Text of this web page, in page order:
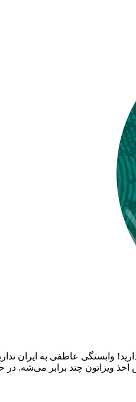
وابستگی عاطفی به ایران
اخذ ویزاتون چند برابر